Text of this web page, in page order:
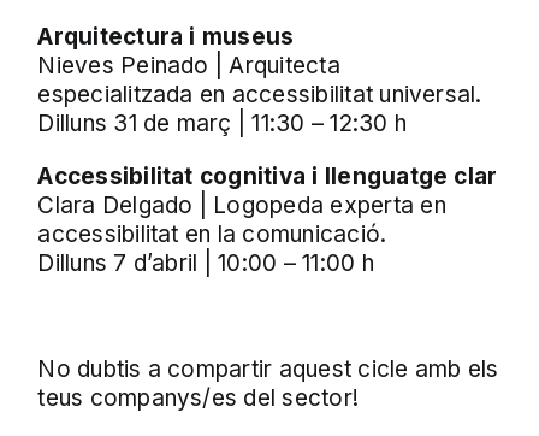
Arquitectura i museus
Nieves Peinado | Arquitecta
especialitzada en accessibilitat universal.
Dilluns 31 de març | 11:30 – 12:30 h
Accessibilitat cognitiva i llenguatge clar
Clara Delgado | Logopeda experta en
accessibilitat en la comunicació.
Dilluns 7 d’abril | 10:00 – 11:00 h
No dubtis a compartir aquest cicle amb els
teus companys/es del sector!